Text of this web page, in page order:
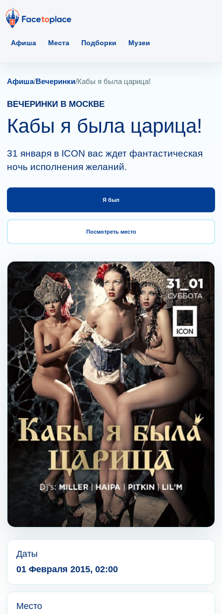
Афиша Места Подборки Музеи
Афиша/Вечеринки/Кабы я была царица!
ВЕЧЕРИНКИ В МОСКВЕ
Кабы я была царица!
31 января в ICON вас ждет фантастическая
ночь исполнения желаний.
Я был
Посмотреть место
Даты
01 Февраля 2015, 02:00
Место